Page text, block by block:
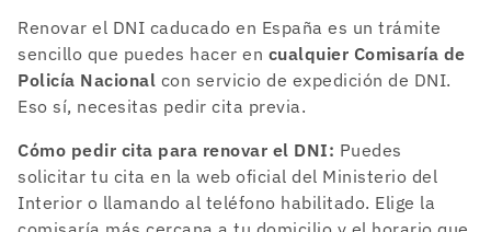
Renovar el DNI caducado en España es un trámite
sencillo que puedes hacer en cualquier Comisaría de
Policía Nacional con servicio de expedición de DNI.
Eso sí, necesitas pedir cita previa.
Cómo pedir cita para renovar el DNI: Puedes
solicitar tu cita en la web oficial del Ministerio del
Interior o llamando al teléfono habilitado. Elige la